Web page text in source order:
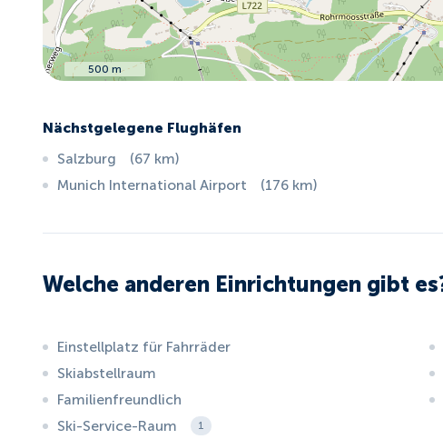
500 m
Nächstgelegene Flughäfen
Salzburg (67 km)
Munich International Airport
(176 km)
Welche anderen Einrichtungen gibt
Einstellplatz für Fahrräder
Skiabstellraum
Familienfreundlich
Ski-Service-Raum
1